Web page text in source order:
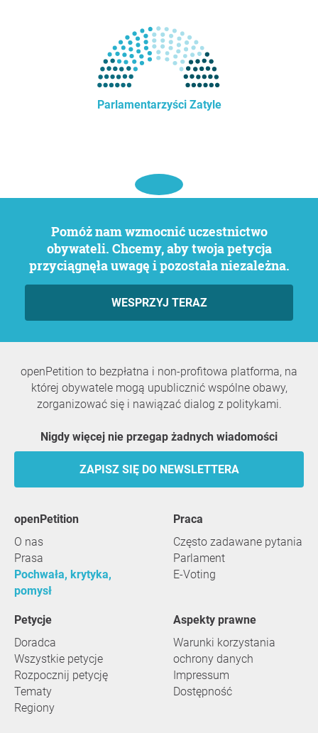
Parlamentarzyści Zatyle
Pomóż nam wzmocnić uczestnictwo
obywateli. Chcemy, aby twoja petycja
przyciągnęła uwagę i pozostała niezależna.
WESPRZYJ TERAZ
openPetition to bezpłatna i non-profitowa platforma, na
której obywatele mogą upublicznić wspólne obawy,
zorganizować się i nawiązać dialog z politykami.
Nigdy więcej nie przegap żadnych wiadomości
ZAPISZ SIĘ DO NEWSLETTERA
openPetition
O nas
Prasa
Pochwała, krytyka,
pomysł
praca
Często zadawane pytania
Parlament
E-Voting
Petycje
Doradca
Wszystkie petycje
Rozpocznij petycję
Tematy
Regiony
Aspekty prawne
Warunki korzystania
ochrony danych
Impressum
Dostępność